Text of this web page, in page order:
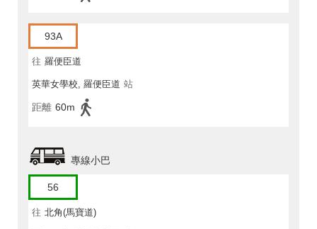
93A
往 羅便臣道
英華女學校, 羅便臣道 站
距離 60m
專線小巴
56
往 北角(馬寶道)